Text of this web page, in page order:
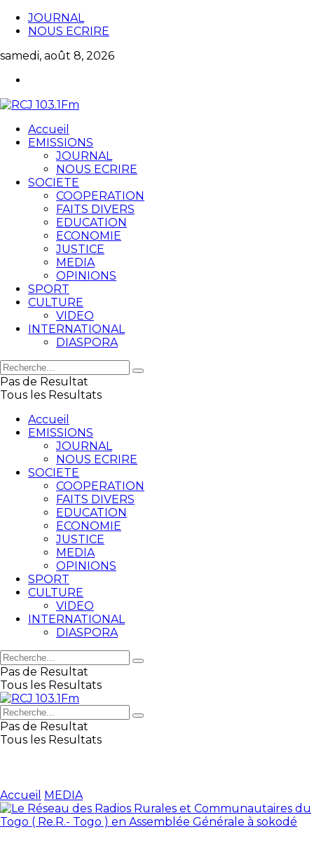
JOURNAL
NOUS ECRIRE
samedi, août 8, 2026
Accueil
EMISSIONS
JOURNAL
NOUS ECRIRE
SOCIETE
COOPERATION
FAITS DIVERS
EDUCATION
ECONOMIE
JUSTICE
MEDIA
OPINIONS
SPORT
CULTURE
VIDEO
INTERNATIONAL
DIASPORA
Pas de Resultat
Tous les Resultats
Accueil
EMISSIONS
JOURNAL
NOUS ECRIRE
SOCIETE
COOPERATION
FAITS DIVERS
EDUCATION
ECONOMIE
JUSTICE
MEDIA
OPINIONS
SPORT
CULTURE
VIDEO
INTERNATIONAL
DIASPORA
Pas de Resultat
Tous les Resultats
Pas de Resultat
Tous les Resultats
Accueil MEDIA